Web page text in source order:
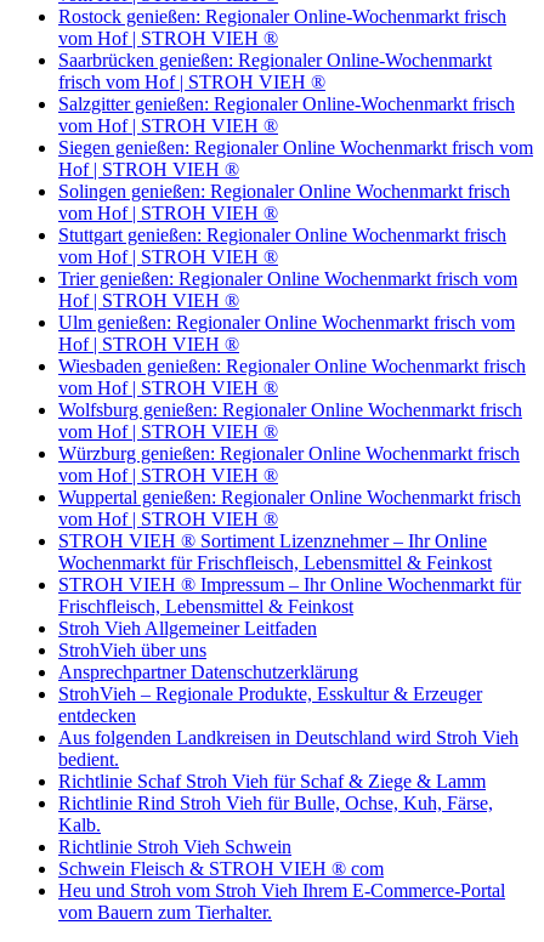
Rostock genießen: Regionaler Online-Wochenmarkt frisch
vom Hof | STROH VIEH ®
Saarbrücken genießen: Regionaler Online-Wochenmarkt
frisch vom Hof | STROH VIEH ®
Salzgitter genießen: Regionaler Online-Wochenmarkt frisch
vom Hof | STROH VIEH ®
Siegen genießen: Regionaler Online Wochenmarkt frisch vom
Hof | STROH VIEH ®
Solingen genießen: Regionaler Online Wochenmarkt frisch
vom Hof | STROH VIEH ®
Stuttgart genießen: Regionaler Online Wochenmarkt frisch
vom Hof | STROH VIEH ®
Trier genießen: Regionaler Online Wochenmarkt frisch vom
Hof | STROH VIEH ®
Ulm genießen: Regionaler Online Wochenmarkt frisch vom
Hof | STROH VIEH ®
Wiesbaden genießen: Regionaler Online Wochenmarkt frisch
vom Hof | STROH VIEH ®
Wolfsburg genießen: Regionaler Online Wochenmarkt frisch
vom Hof | STROH VIEH ®
Würzburg genießen: Regionaler Online Wochenmarkt frisch
vom Hof | STROH VIEH ®
Wuppertal genießen: Regionaler Online Wochenmarkt frisch
vom Hof | STROH VIEH ®
STROH VIEH ® Sortiment Lizenznehmer – Ihr Online
Wochenmarkt für Frischfleisch, Lebensmittel & Feinkost
STROH VIEH ® Impressum – Ihr Online Wochenmarkt für
Frischfleisch, Lebensmittel & Feinkost
Stroh Vieh Allgemeiner Leitfaden
StrohVieh über uns
Ansprechpartner Datenschutzerklärung
StrohVieh – Regionale Produkte, Esskultur & Erzeuger
entdecken
Aus folgenden Landkreisen in Deutschland wird Stroh Vieh
bedient.
Richtlinie Schaf Stroh Vieh für Schaf & Ziege & Lamm
Richtlinie Rind Stroh Vieh für Bulle, Ochse, Kuh, Färse,
Kalb.
Richtlinie Stroh Vieh Schwein
Schwein Fleisch & STROH VIEH ® com
Heu und Stroh vom Stroh Vieh Ihrem E-Commerce-Portal
vom Bauern zum Tierhalter.